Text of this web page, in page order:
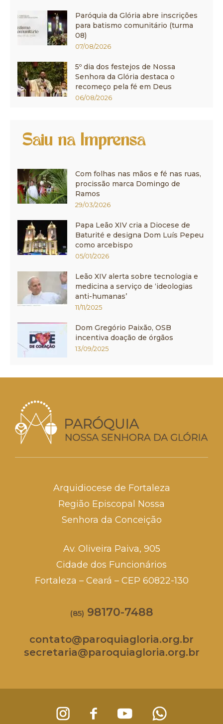
Paróquia da Glória abre inscrições
para batismo comunitário (turma
08)
07/08/2026
5º dia dos festejos de Nossa
Senhora da Glória destaca o
recomeço pela fé em Deus
06/08/2026
Saiu na Imprensa
Com folhas nas mãos e fé nas ruas,
procissão marca Domingo de
Ramos
29/03/2026
Papa Leão XIV cria a Diocese de
Baturité e designa Dom Luís Pepeu
como arcebispo
05/01/2026
Leão XIV alerta sobre tecnologia e
medicina a serviço de ‘ideologias
anti-humanas’
11/11/2025
Dom Gregório Paixão, OSB
incentiva doação de órgãos
13/09/2025
Arquidiocese de Fortaleza
Região Episcopal Nossa
Senhora da Conceição
Av. Oliveira Paiva, 905
Cidade dos Funcionários
Fortaleza – Ceará – CEP 60822-130
(85) 98170-7488
contato@paroquiagloria.org.br
secretaria@paroquiagloria.org.br